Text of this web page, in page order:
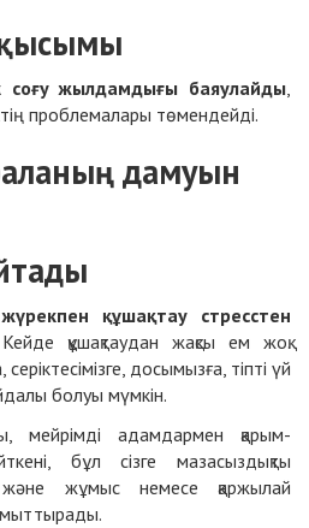
жылдамдығы баяулайды,
проблемалары төмендейді.
дамуын
құшақтау стресстен
құшақтаудан жақсы ем жоқ.
досымызға, тіпті үй
болуы мүмкін.
мейрімді адамдармен қарым-
бұл сізге мазасыздықты
және жұмыс немесе қаржылай